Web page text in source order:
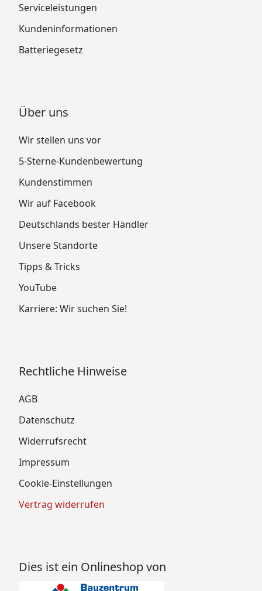
Serviceleistungen
Kundeninformationen
Batteriegesetz
Über uns
Wir stellen uns vor
5-Sterne-Kundenbewertung
Kundenstimmen
Wir auf Facebook
Deutschlands bester Händler
Unsere Standorte
Tipps & Tricks
YouTube
Karriere: Wir suchen Sie!
Rechtliche Hinweise
AGB
Datenschutz
Widerrufsrecht
Impressum
Cookie-Einstellungen
Vertrag widerrufen
Dies ist ein Onlineshop von